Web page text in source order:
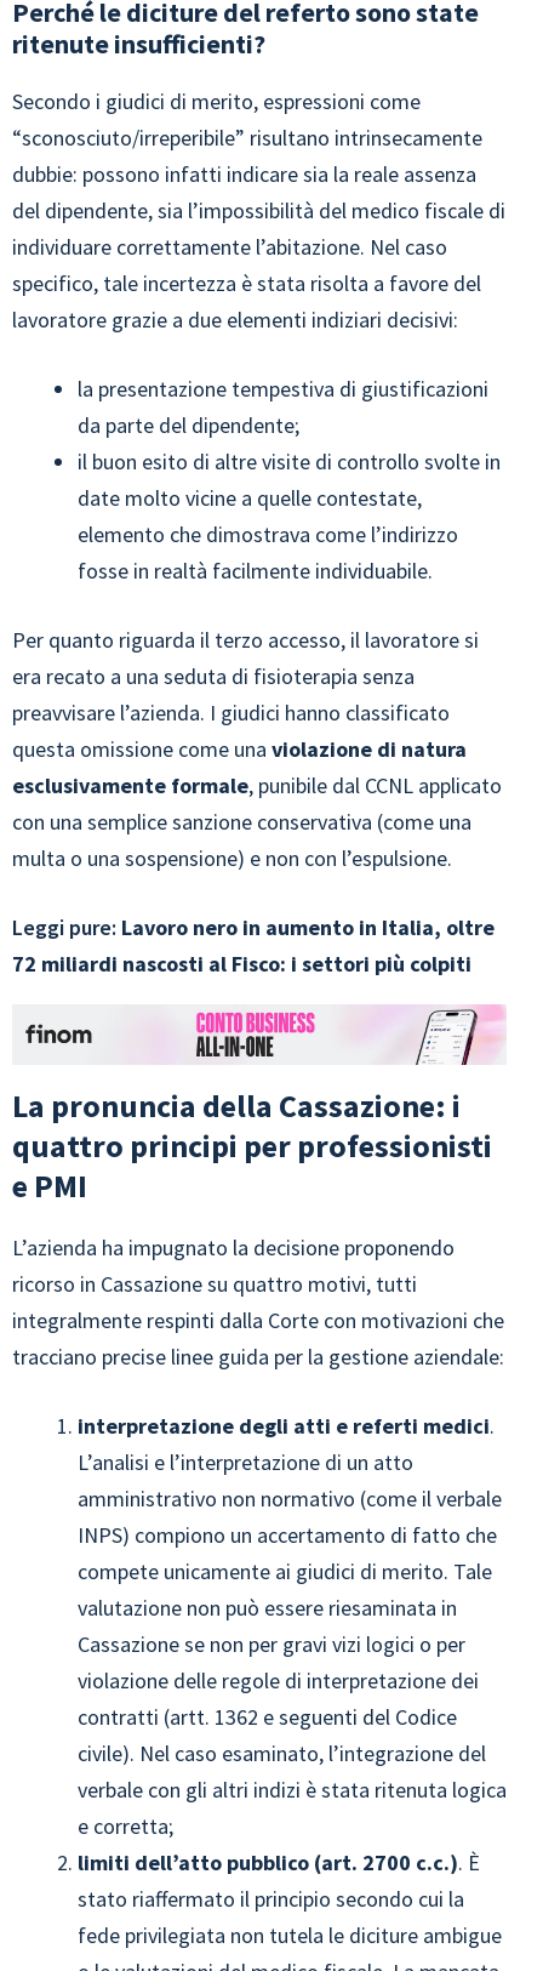
Perché le diciture del referto sono state
ritenute insufficienti?
Secondo i giudici di merito, espressioni come
“sconosciuto/irreperibile” risultano intrinsecamente
dubbie: possono infatti indicare sia la reale assenza
del dipendente, sia l’impossibilità del medico fiscale di
individuare correttamente l’abitazione. Nel caso
specifico, tale incertezza è stata risolta a favore del
lavoratore grazie a due elementi indiziari decisivi:
la presentazione tempestiva di giustificazioni
da parte del dipendente;
il buon esito di altre visite di controllo svolte in
date molto vicine a quelle contestate,
elemento che dimostrava come l’indirizzo
fosse in realtà facilmente individuabile.
Per quanto riguarda il terzo accesso, il lavoratore si
era recato a una seduta di fisioterapia senza
preavvisare l’azienda. I giudici hanno classificato
questa omissione come una violazione di natura
esclusivamente formale, punibile dal CCNL applicato
con una semplice sanzione conservativa (come una
multa o una sospensione) e non con l’espulsione.
Leggi pure: Lavoro nero in aumento in Italia, oltre
72 miliardi nascosti al Fisco: i settori più colpiti
La pronuncia della Cassazione: i
quattro principi per professionisti
e PMI
L’azienda ha impugnato la decisione proponendo
ricorso in Cassazione su quattro motivi, tutti
integralmente respinti dalla Corte con motivazioni che
tracciano precise linee guida per la gestione aziendale:
interpretazione degli atti e referti medici.
L’analisi e l’interpretazione di un atto
amministrativo non normativo (come il verbale
INPS) compiono un accertamento di fatto che
compete unicamente ai giudici di merito. Tale
valutazione non può essere riesaminata in
Cassazione se non per gravi vizi logici o per
violazione delle regole di interpretazione dei
contratti (artt. 1362 e seguenti del Codice
civile). Nel caso esaminato, l’integrazione del
verbale con gli altri indizi è stata ritenuta logica
e corretta;
limiti dell’atto pubblico (art. 2700 c.c.). È
stato riaffermato il principio secondo cui la
fede privilegiata non tutela le diciture ambigue